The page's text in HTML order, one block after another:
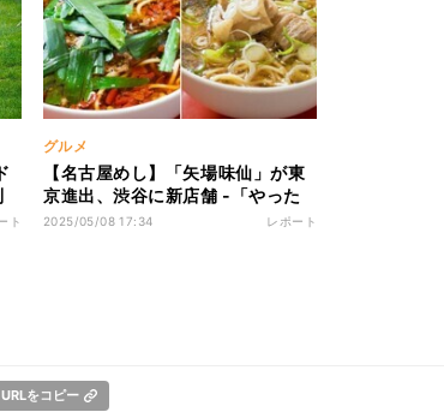
ト
グルメ
【名古屋めし】「矢場味仙」が東
京進出、渋谷に新店舗 -「やった
ー!」「ホルモンラーメン上陸はマ
2025/05/08 17:34 レポート
URLをコピー